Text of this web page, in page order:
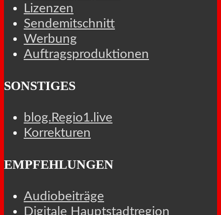
Lizenzen
Sendemitschnitt
Werbung
Auftragsproduktionen
SONSTIGES
blog.Regio1.live
Korrekturen
EMPFEHLUNGEN
Audiobeiträge
Digitale Hauptstadtregion